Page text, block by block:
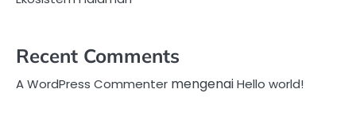
Recent Comments
A WordPress Commenter mengenaiHello world!